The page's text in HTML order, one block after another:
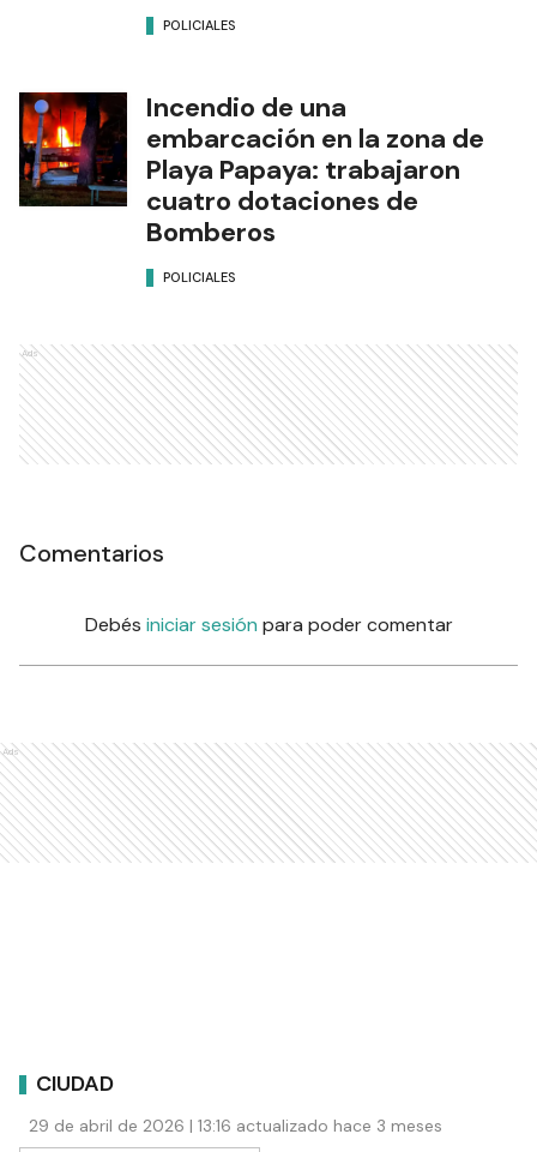
POLICIALES
Incendio de una
embarcación en la zona de
Playa Papaya: trabajaron
cuatro dotaciones de
Bomberos
POLICIALES
Ads
Comentarios
Debés iniciar sesión para poder comentar
Ads
CIUDAD
29 de abril de 2026 | 13:16 actualizado hace 3 meses